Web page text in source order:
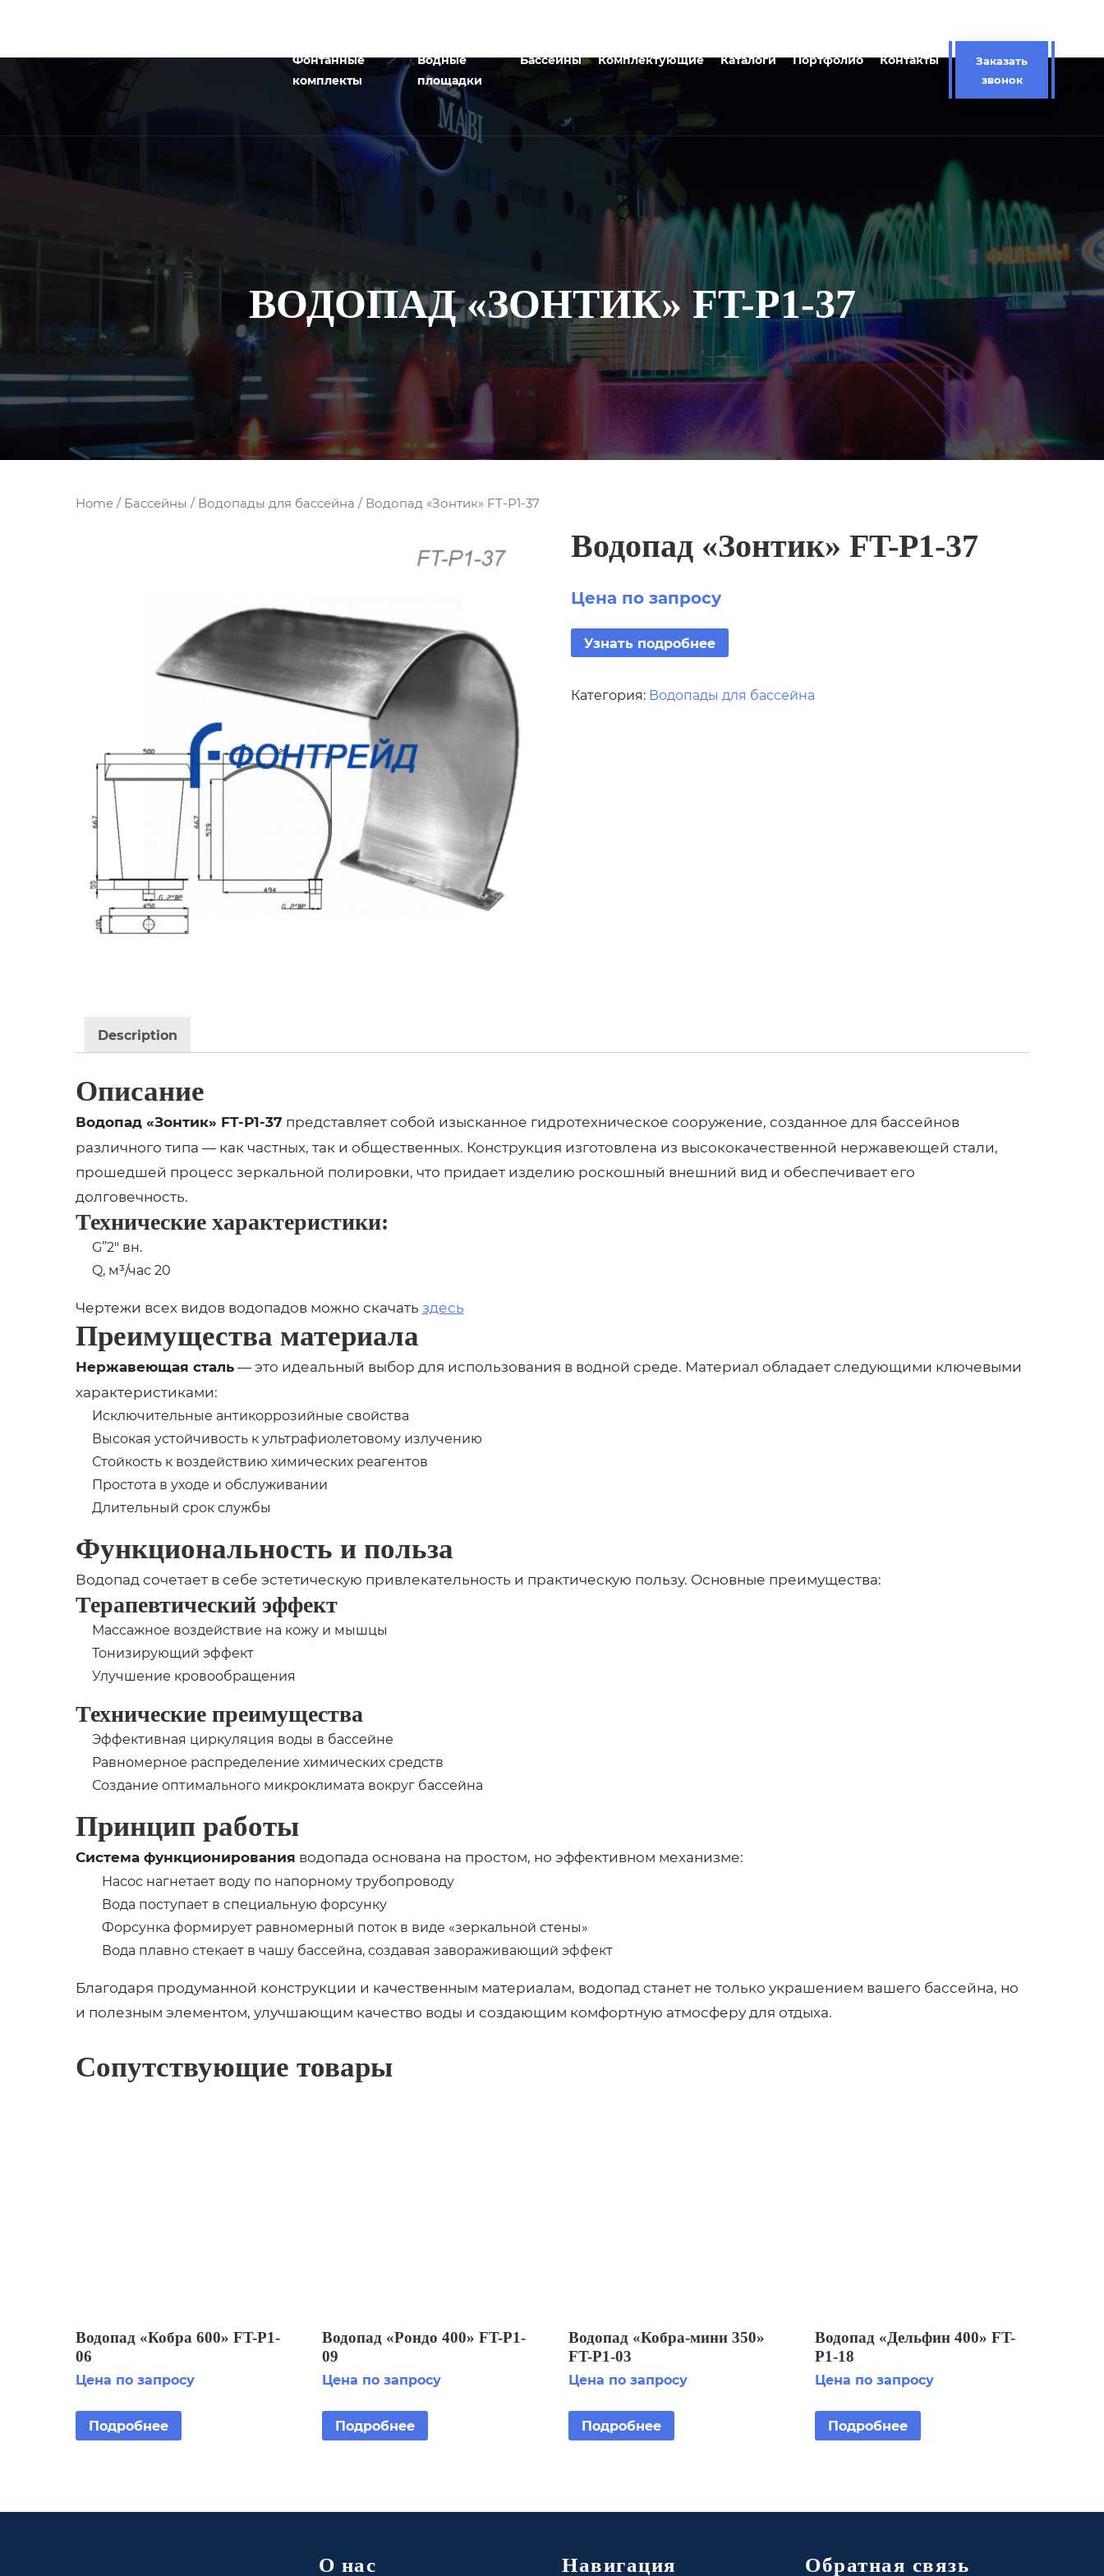
Фонтанные
комплекты
Водные
площадки
Бассейны Комплектующие Каталоги Портфолио Контакты
Заказать
звонок
ВОДОПАД «ЗОНТИК» FT-Р1-37
Home/ Бассейны / Водопады для бассейна / Водопад «Зонтик» FT-Р1-37
Водопад «Зонтик» FT-Р1-37
Цена по запросу
Узнать подробнее
Категория: Водопады для бассейна
Description
Описание
Водопад «Зонтик» FT-Р1-37 представляет собой изысканное гидротехническое сооружение, созданное для бассейнов
различного типа — как частных, так и общественных. Конструкция изготовлена из высококачественной нержавеющей стали,
прошедшей процесс зеркальной полировки, что придает изделию роскошный внешний вид и обеспечивает его
долговечность.
Технические характеристики:
G”2″ вн.
Q, м³/час 20
Чертежи всех видов водопадов можно скачать здесь
Преимущества материала
Нержавеющая сталь— это идеальный выбор для использования в водной среде. Материал обладает следующими ключевыми
характеристиками:
Исключительные антикоррозийные свойства
Высокая устойчивость к ультрафиолетовому излучению
Стойкость к воздействию химических реагентов
Простота в уходе и обслуживании
Длительный срок службы
Функциональность и польза
Водопад сочетает в себе эстетическую привлекательность и практическую пользу. Основные преимущества:
Терапевтический эффект
Массажное воздействие на кожу и мышцы
Тонизирующий эффект
Улучшение кровообращения
Технические преимущества
Эффективная циркуляция воды в бассейне
Равномерное распределение химических средств
Создание оптимального микроклимата вокруг бассейна
Принцип работы
Система функционирования водопада основана на простом, но эффективном механизме:
Насос нагнетает воду по напорному трубопроводу
Вода поступает в специальную форсунку
Форсунка формирует равномерный поток в виде «зеркальной стены»
Вода плавно стекает в чашу бассейна, создавая завораживающий эффект
Благодаря продуманной конструкции и качественным материалам, водопад станет не только украшением вашего бассейна, но
и полезным элементом, улучшающим качество воды и создающим комфортную атмосферу для отдыха.
Сопутствующие товары
Водопад «Кобра 600» FT-Р1-
06
Цена по запросу
Подробнее
Водопад «Рондо 400» FT-Р1-
09
Цена по запросу
Подробнее
Водопад «Кобра-мини 350»
FT-Р1-03
Цена по запросу
Подробнее
Водопад «Дельфин 400» FT-
Р1-18
Цена по запросу
Подробнее
О нас Навигация Обратная связь